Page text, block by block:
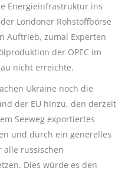
Energieinfrastruktur ins
Londoner Rohstoffbörse
Auftrieb, zumal Experten
der OPEC im
nicht erreichte.
Ukraine noch die
der EU hinzu, den derzeit
Seeweg exportiertes
und durch ein generelles
alle russischen
Dies würde es den